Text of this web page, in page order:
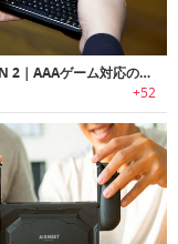
GPD WIN 2｜AAAゲーム対応のハンドヘルドゲームコンソール「GDPウィン2」
+52